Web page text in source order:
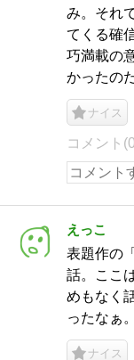
み。それ
てくる確
巧満載の
かったの
ナイス
コメント
えっこ
表題作の
話。ここ
めもなく
ったなぁ。
ナイス